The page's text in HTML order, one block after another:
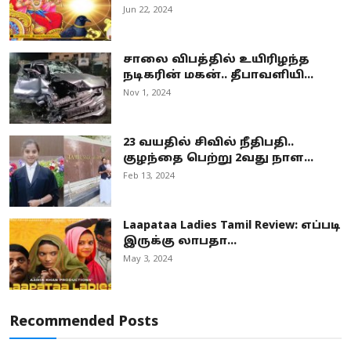
Jun 22, 2024
சாலை விபத்தில் உயிரிழந்த
நடிகரின் மகன்.. தீபாவளியி...
Nov 1, 2024
23 வயதில் சிவில் நீதிபதி..
குழந்தை பெற்று 2வது நாள...
Feb 13, 2024
Laapataa Ladies Tamil Review: எப்படி
இருக்கு லாபதா...
May 3, 2024
Recommended Posts